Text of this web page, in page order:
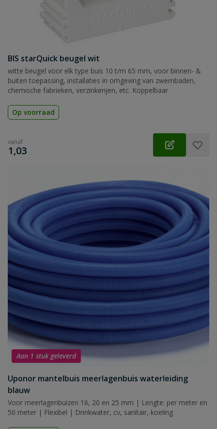
BIS starQuick beugel wit
witte beugel voor elk type buis 10 t/m 65 mm, voor binnen- &
buiten toepassing, installaties in omgeving van zwembaden,
chemische fabrieken, verzinkerijen, etc. Koppelbaar
Op voorraad
vanaf
€
1,03
Aan 1 stuk geleverd
Uponor mantelbuis meerlagenbuis waterleiding
blauw
Voor meerlagenbuizen 16, 20 en 25 mm | Lengte: per meter en
50 meter | Flexibel | Drinkwater, cv, sanitair, koeling